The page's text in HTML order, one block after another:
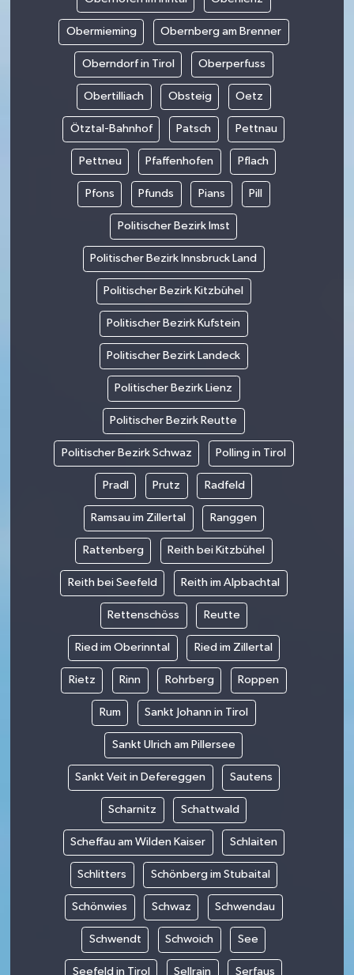
Obermieming Obernberg am Brenner
Oberndorf in Tirol Oberperfuss
Obertilliach Obsteig Oetz
Ötztal-Bahnhof Patsch Pettnau
Pettneu Pfaffenhofen Pflach
Pfons Pfunds Pians Pill
Politischer Bezirk Imst
Politischer Bezirk Innsbruck Land
Politischer Bezirk Kitzbühel
Politischer Bezirk Kufstein
Politischer Bezirk Landeck
Politischer Bezirk Lienz
Politischer Bezirk Reutte
Politischer Bezirk Schwaz Polling in Tirol
Pradl Prutz Radfeld
Ramsau im Zillertal Ranggen
Rattenberg Reith bei Kitzbühel
Reith bei Seefeld Reith im Alpbachtal
Rettenschöss Reutte
Ried im Oberinntal Ried im Zillertal
Rietz Rinn Rohrberg Roppen
Rum Sankt Johann in Tirol
Sankt Ulrich am Pillersee
Sankt Veit in Defereggen Sautens
Scharnitz Schattwald
Scheffau am Wilden Kaiser Schlaiten
Schlitters Schönberg im Stubaital
Schönwies Schwaz Schwendau
Schwendt Schwoich See
Seefeld in Tirol Sellrain Serfaus